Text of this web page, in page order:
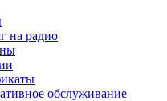
на радио
обслуживание